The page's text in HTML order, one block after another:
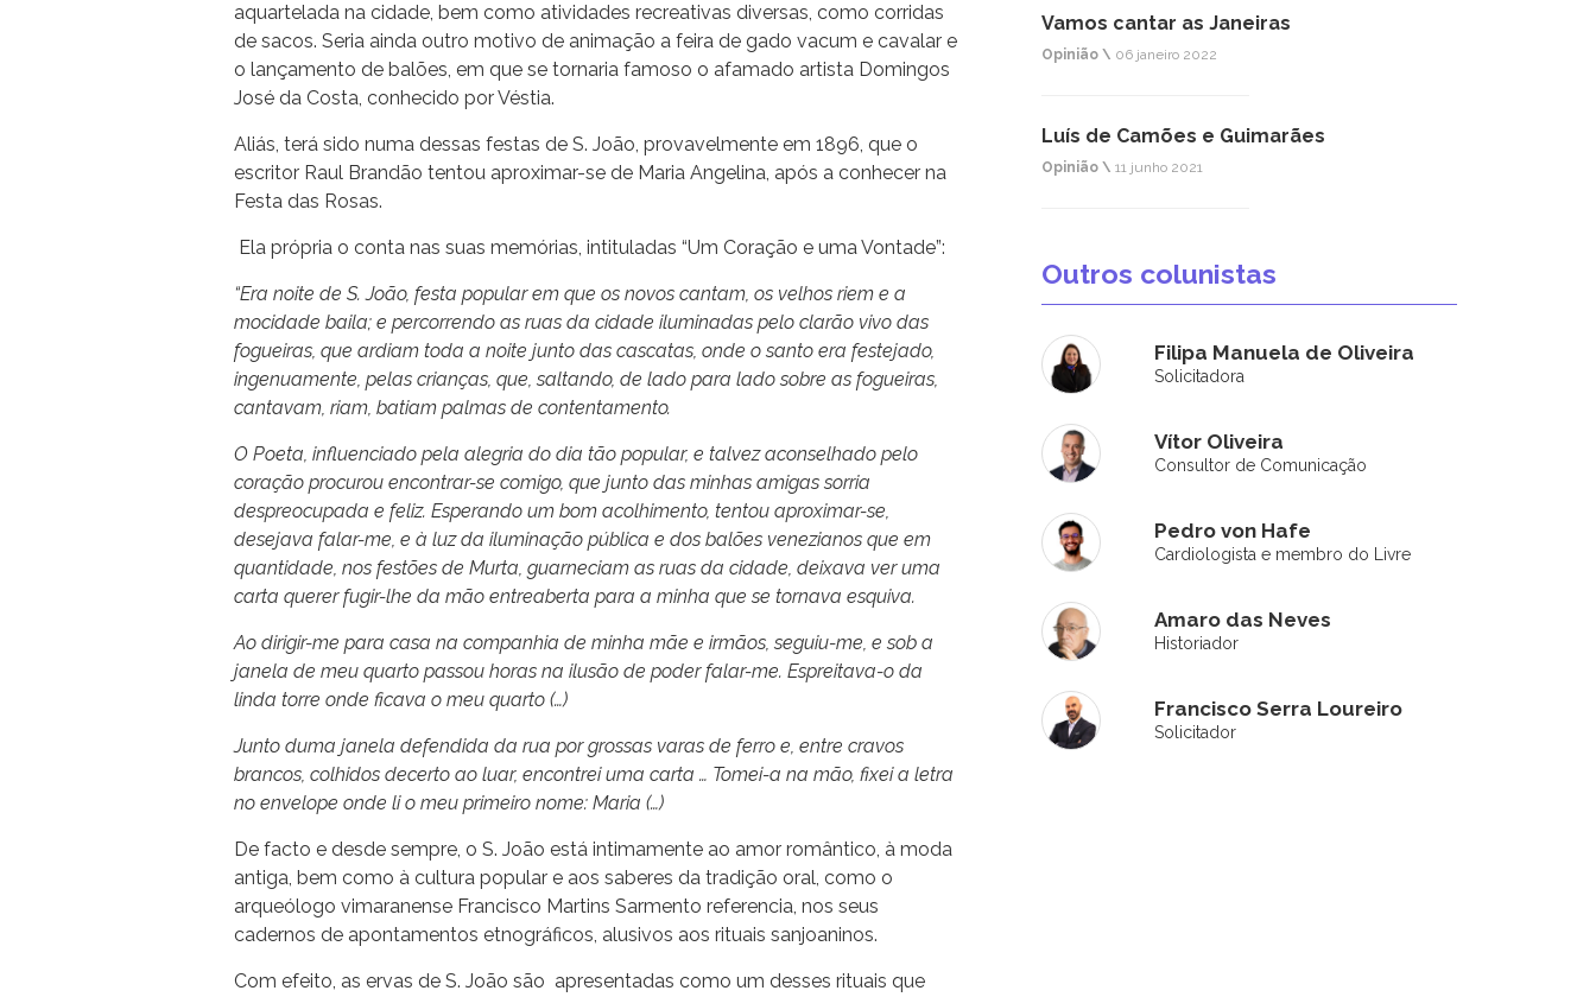
aquartelada na cidade, bem como atividades recreativas diversas, como corridas
de sacos. Seria ainda outro motivo de animação a feira de gado vacum e cavalar e
o lançamento de balões, em que se tornaria famoso o afamado artista Domingos
José da Costa, conhecido por Véstia.
Aliás, terá sido numa dessas festas de S. João, provavelmente em 1896, que o
escritor Raul Brandão tentou aproximar-se de Maria Angelina, após a conhecer na
Festa das Rosas.
Ela própria o conta nas suas memórias, intituladas “Um Coração e uma Vontade”:
“Era noite de S. João, festa popular em que os novos cantam, os velhos riem e a
mocidade baila; e percorrendo as ruas da cidade iluminadas pelo clarão vivo das
fogueiras, que ardiam toda a noite junto das cascatas, onde o santo era festejado,
ingenuamente, pelas crianças, que, saltando, de lado para lado sobre as fogueiras,
cantavam, riam, batiam palmas de contentamento.
O Poeta, influenciado pela alegria do dia tão popular, e talvez aconselhado pelo
coração procurou encontrar-se comigo, que junto das minhas amigas sorria
despreocupada e feliz. Esperando um bom acolhimento, tentou aproximar-se,
desejava falar-me, e à luz da iluminação pública e dos balões venezianos que em
quantidade, nos festões de Murta, guarneciam as ruas da cidade, deixava ver uma
carta querer fugir-lhe da mão entreaberta para a minha que se tornava esquiva.
Ao dirigir-me para casa na companhia de minha mãe e irmãos, seguiu-me, e sob a
janela de meu quarto passou horas na ilusão de poder falar-me. Espreitava-o da
linda torre onde ficava o meu quarto (…)
Junto duma janela defendida da rua por grossas varas de ferro e, entre cravos
brancos, colhidos decerto ao luar, encontrei uma carta … Tomei-a na mão, fixei a letra
no envelope onde li o meu primeiro nome: Maria (…)
De facto e desde sempre, o S. João está intimamente ao amor romântico, à moda
antiga, bem como à cultura popular e aos saberes da tradição oral, como o
arqueólogo vimaranense Francisco Martins Sarmento referencia, nos seus
cadernos de apontamentos etnográficos, alusivos aos rituais sanjoaninos.
Com efeito, as ervas de S. João são apresentadas como um desses rituais que
Vamos cantar as Janeiras
Opinião \ 06 janeiro 2022
Luís de Camões e Guimarães
Opinião \ 11 junho 2021
Outros colunistas
Filipa Manuela de Oliveira
Solicitadora
Vítor Oliveira
Consultor de Comunicação
Pedro von Hafe
Cardiologista e membro do Livre
Amaro das Neves
Historiador
Francisco Serra Loureiro
Solicitador